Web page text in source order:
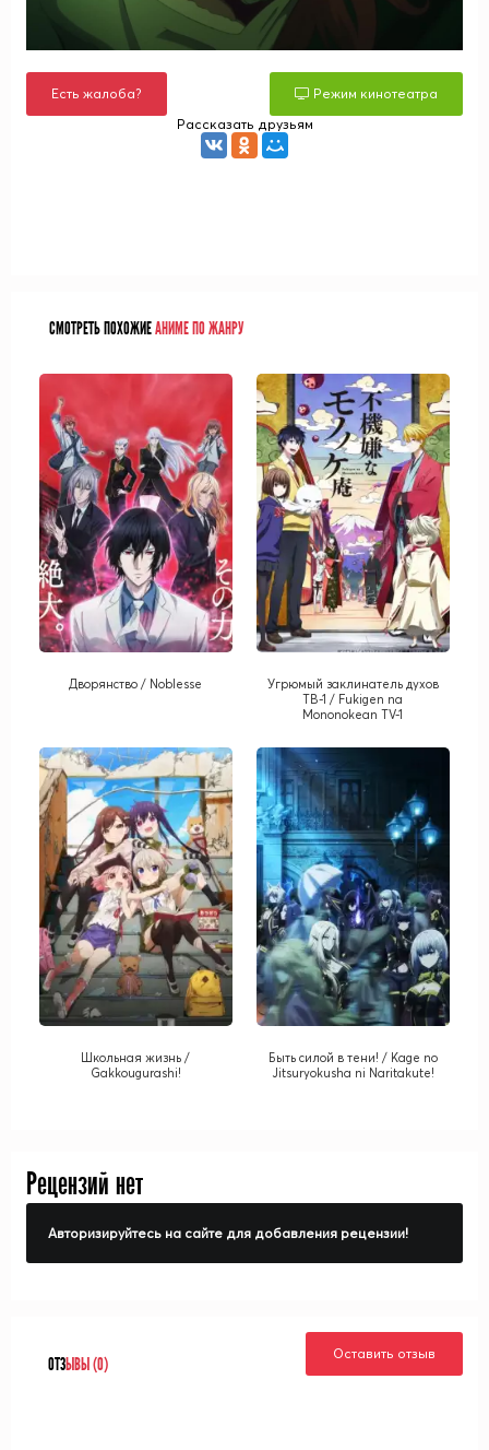
Есть жалоба?
Режим кинотеатра
Рассказать друзьям
СМОТРЕТЬ ПОХОЖИЕАНИМЕ ПО ЖАНРУ
Дворянство / Noblesse
Угрюмый заклинатель духов
ТВ-1 / Fukigen na
Mononokean TV-1
Школьная жизнь /
Gakkougurashi!
Быть силой в тени! / Kage no
Jitsuryokusha ni Naritakute!
Рецензий нет
Авторизируйтесь на сайте для добавления рецензии!
ОТЗЫВЫ (0)
Оставить отзыв